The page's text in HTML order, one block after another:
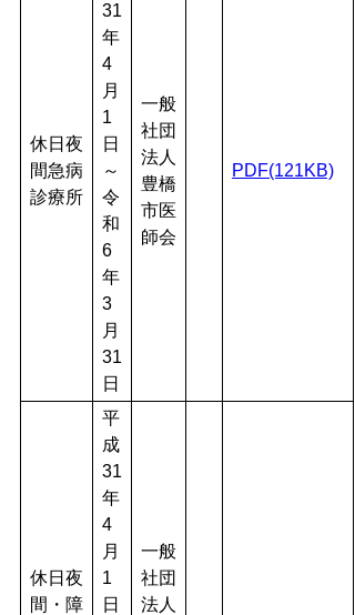
休日夜
間急病
診療所
31
年
4
月
1
日
～
令
和
6
年
3
月
31
日
一般
社団
法人
豊橋
市医
師会
PDF(121KB)
休日夜
間・障
平
成
31
年
4
月
1
日
一般
社団
法人